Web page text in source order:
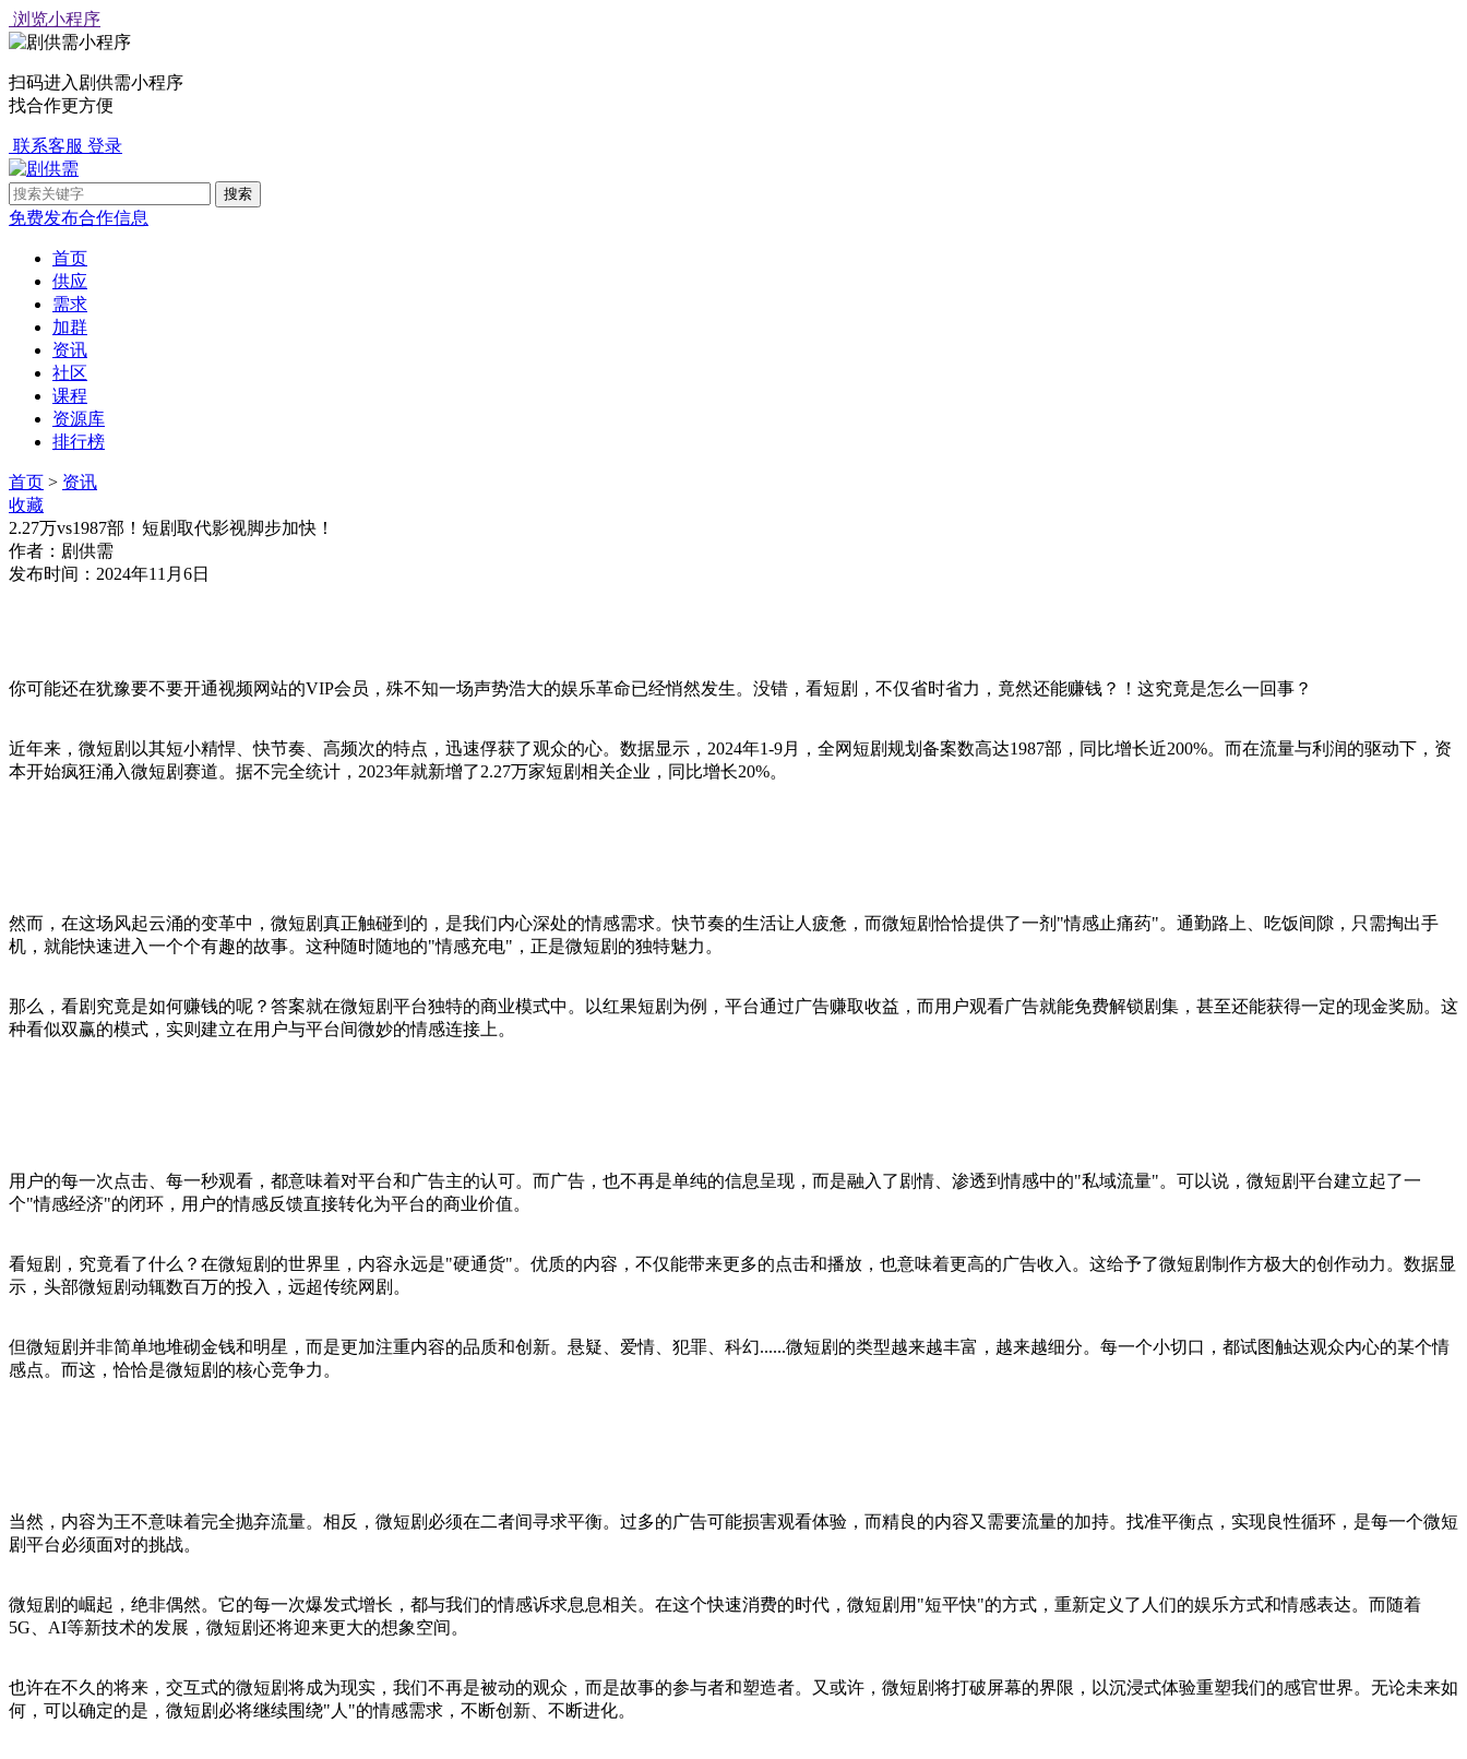
浏览小程序
扫码进入剧供需小程序
找合作更方便
联系客服 登录
免费发布合作信息
首页
供应
需求
加群
资讯
社区
课程
资源库
排行榜
首页 > 资讯
收藏
2.27万vs1987部！短剧取代影视脚步加快！
作者： 剧供需
发布时间： 2024年11月6日
你可能还在犹豫要不要开通视频网站的VIP会员，殊不知一场声势浩大的娱乐革命已经悄然发生。没错，看短剧，不仅省时省力，竟然还能赚钱？！这究竟是怎么一回事？
近年来，微短剧以其短小精悍、快节奏、高频次的特点，迅速俘获了观众的心。数据显示，2024年1-9月，全网短剧规划备案数高达1987部，同比增长近200%。而在流量与利润的驱动下，资
本开始疯狂涌入微短剧赛道。据不完全统计，2023年就新增了2.27万家短剧相关企业，同比增长20%。
然而，在这场风起云涌的变革中，微短剧真正触碰到的，是我们内心深处的情感需求。快节奏的生活让人疲惫，而微短剧恰恰提供了一剂"情感止痛药"。通勤路上、吃饭间隙，只需掏出手
机，就能快速进入一个个有趣的故事。这种随时随地的"情感充电"，正是微短剧的独特魅力。
那么，看剧究竟是如何赚钱的呢？答案就在微短剧平台独特的商业模式中。以红果短剧为例，平台通过广告赚取收益，而用户观看广告就能免费解锁剧集，甚至还能获得一定的现金奖励。这
种看似双赢的模式，实则建立在用户与平台间微妙的情感连接上。
用户的每一次点击、每一秒观看，都意味着对平台和广告主的认可。而广告，也不再是单纯的信息呈现，而是融入了剧情、渗透到情感中的"私域流量"。可以说，微短剧平台建立起了一
个"情感经济"的闭环，用户的情感反馈直接转化为平台的商业价值。
看短剧，究竟看了什么？在微短剧的世界里，内容永远是"硬通货"。优质的内容，不仅能带来更多的点击和播放，也意味着更高的广告收入。这给予了微短剧制作方极大的创作动力。数据显
示，头部微短剧动辄数百万的投入，远超传统网剧。
但微短剧并非简单地堆砌金钱和明星，而是更加注重内容的品质和创新。悬疑、爱情、犯罪、科幻......微短剧的类型越来越丰富，越来越细分。每一个小切口，都试图触达观众内心的某个情
感点。而这，恰恰是微短剧的核心竞争力。
当然，内容为王不意味着完全抛弃流量。相反，微短剧必须在二者间寻求平衡。过多的广告可能损害观看体验，而精良的内容又需要流量的加持。找准平衡点，实现良性循环，是每一个微短
剧平台必须面对的挑战。
微短剧的崛起，绝非偶然。它的每一次爆发式增长，都与我们的情感诉求息息相关。在这个快速消费的时代，微短剧用"短平快"的方式，重新定义了人们的娱乐方式和情感表达。而随着
5G、AI等新技术的发展，微短剧还将迎来更大的想象空间。
也许在不久的将来，交互式的微短剧将成为现实，我们不再是被动的观众，而是故事的参与者和塑造者。又或许，微短剧将打破屏幕的界限，以沉浸式体验重塑我们的感官世界。无论未来如
何，可以确定的是，微短剧必将继续围绕"人"的情感需求，不断创新、不断进化。